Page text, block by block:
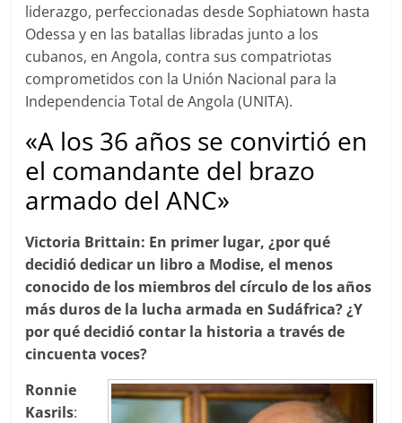
liderazgo, perfeccionadas desde Sophiatown hasta
Odessa y en las batallas libradas junto a los
cubanos, en Angola, contra sus compatriotas
comprometidos con la Unión Nacional para la
Independencia Total de Angola (UNITA).
«A los 36 años se convirtió en
el comandante del brazo
armado del ANC»
Victoria Brittain: En primer lugar, ¿por qué
decidió dedicar un libro a Modise, el menos
conocido de los miembros del círculo de los años
más duros de la lucha armada en Sudáfrica? ¿Y
por qué decidió contar la historia a través de
cincuenta voces?
Ronnie
Kasrils: